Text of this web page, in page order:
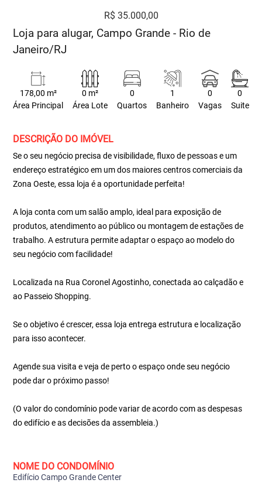
R$ 35.000,00
Loja para alugar, Campo Grande - Rio de
Janeiro/RJ
178,00 m²
Área Principal
0 m²
Área Lote
0
Quartos
1
Banheiro
0
Vagas
0
Suite
DESCRIÇÃO DO IMÓVEL
Se o seu negócio precisa de visibilidade, fluxo de pessoas e um
endereço estratégico em um dos maiores centros comerciais da
Zona Oeste, essa loja é a oportunidade perfeita!
A loja conta com um salão amplo, ideal para exposição de
produtos, atendimento ao público ou montagem de estações de
trabalho. A estrutura permite adaptar o espaço ao modelo do
seu negócio com facilidade!
Localizada na Rua Coronel Agostinho, conectada ao calçadão e
ao Passeio Shopping.
Se o objetivo é crescer, essa loja entrega estrutura e localização
para isso acontecer.
Agende sua visita e veja de perto o espaço onde seu negócio
pode dar o próximo passo!
(O valor do condomínio pode variar de acordo com as despesas
do edifício e as decisões da assembleia.)
NOME DO CONDOMÍNIO
Edifício Campo Grande Center